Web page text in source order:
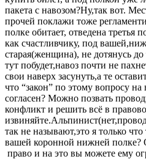
пакета с навозом?Ну,так вот.
прочей поклажи тоже
полке обитает, отведена третья
как счастливчику, под
старая(женщина), не дотянусь
тут побудет,навоз почти не
свои наверх засунуть,а те
что “закон” по этому вопросу
согласен? Можно позвать
конфликт и решить всё в
так не называют,это я только
вашей коронной нижней полке?
право и на это вы можете ему